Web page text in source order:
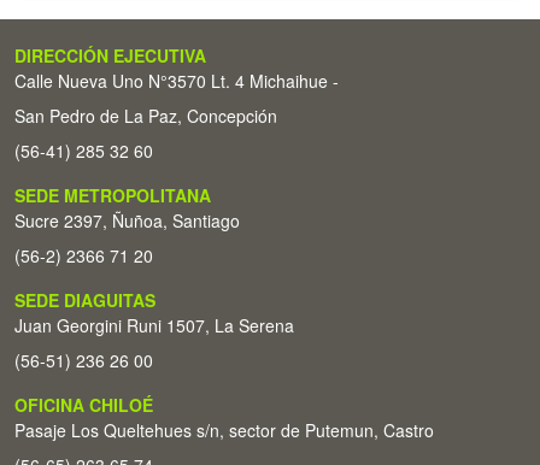
DIRECCIÓN EJECUTIVA
Calle Nueva Uno N°3570 Lt. 4 Michaihue -
San Pedro de La Paz, Concepción
(56-41) 285 32 60
SEDE METROPOLITANA
Sucre 2397, Ñuñoa, Santiago
(56-2) 2366 71 20
SEDE DIAGUITAS
Juan Georgini Runi 1507, La Serena
(56-51) 236 26 00
OFICINA CHILOÉ
Pasaje Los Queltehues s/n, sector de Putemun, Castro